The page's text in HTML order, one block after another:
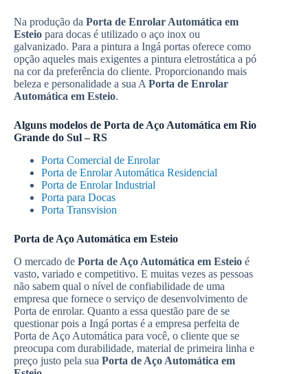
Na produção da Porta de Enrolar Automática em
Esteio para docas é utilizado o aço inox ou
galvanizado. Para a pintura a Ingá portas oferece como
opção aqueles mais exigentes a pintura eletrostática a pó
na cor da preferência do cliente. Proporcionando mais
beleza e personalidade a sua A Porta de Enrolar
Automática em Esteio.
Alguns modelos de Porta de Aço Automática em Rio
Grande do Sul – RS
Porta Comercial de Enrolar
Porta de Enrolar Automática Residencial
Porta de Enrolar Industrial
Porta para Docas
Porta Transvision
Porta de Aço Automática em Esteio
O mercado de Porta de Aço Automática em Esteio é
vasto, variado e competitivo. E muitas vezes as pessoas
não sabem qual o nível de confiabilidade de uma
empresa que fornece o serviço de desenvolvimento de
Porta de enrolar. Quanto a essa questão pare de se
questionar pois a Ingá portas é a empresa perfeita de
Porta de Aço Automática para você, o cliente que se
preocupa com durabilidade, material de primeira linha e
preço justo pela sua Porta de Aço Automática em